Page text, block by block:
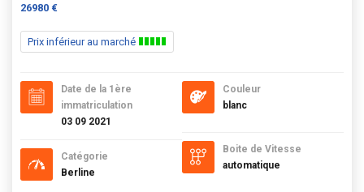
26980 €
Prix inférieur au marché
Date de la 1ère
immatriculation
03 09 2021
Catégorie
Berline
Couleur
blanc
Boite de Vitesse
automatique